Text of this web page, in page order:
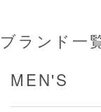
ブランド一
MEN'S